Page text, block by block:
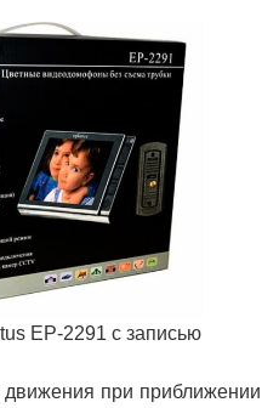
EP-2291 с записью
при приближении